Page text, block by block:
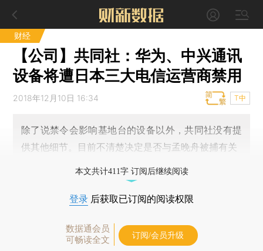
财经
【公司】共同社：华为、中兴通讯
设备将遭日本三大电信运营商禁用
2018年12月10日 16:34 T中
除了说禁令会影响基地台的设备以外，共同社没有提
供其他细节。目前不清楚决定是否与孟晚舟被捕有关
本文共计411字 订阅后继续阅读
登录 后获取已订阅的阅读权限
数据通会员
可畅读全文
订阅/会员升级